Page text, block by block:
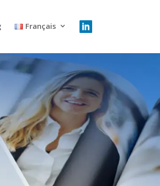
Français
Vidéos